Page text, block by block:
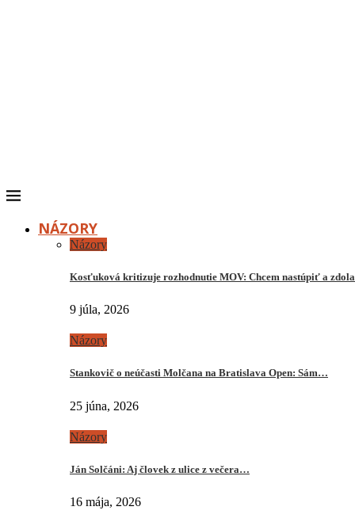
NÁZORY
Názory
Kosťuková kritizuje rozhodnutie MOV: Chcem nastúpiť a
9 júla, 2026
Názory
Stankovič o neúčasti Molčana na Bratislava Open: Sám…
25 júna, 2026
Názory
Ján Solčáni: Aj človek z ulice z večera…
16 mája, 2026